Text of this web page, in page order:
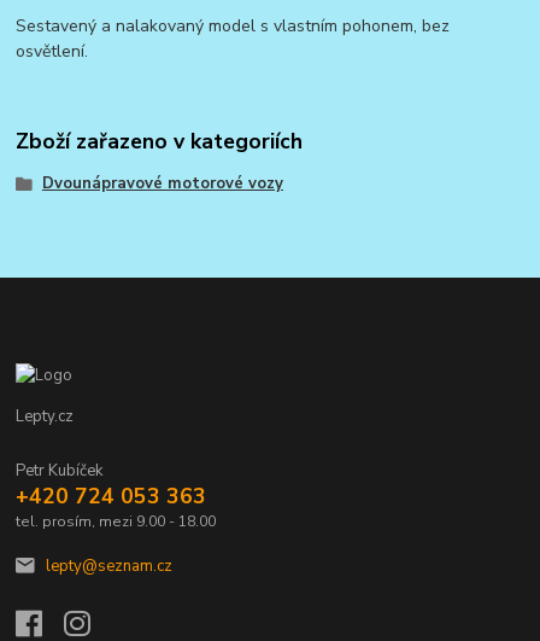
Sestavený a nalakovaný model s vlastním pohonem, bez
osvětlení.
Zboží zařazeno v kategoriích
Dvounápravové motorové vozy
Lepty.cz
Petr Kubíček
+420 724 053 363
tel. prosím, mezi 9.00 - 18.00
lepty@seznam.cz